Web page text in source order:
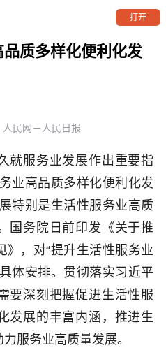
打开
质多样化便利化发
人民网－人民日报
服务业发展作出重要指
业高品质多样化便利化发
特别是生活性服务业高质
国务院日前印发《关于推
》，对“提升生活性服务业
体安排。贯彻落实习近平
要深刻把握促进生活性服
发展的丰富内涵，推进生
服务业高质量发展。